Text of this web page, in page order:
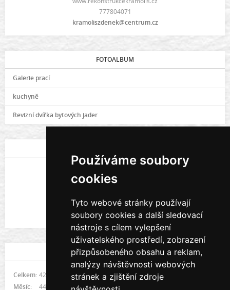
Používáme soubory
cookies
Tyto webové stránky používají
soubory cookies a další sledovací
nástroje s cílem vylepšení
uživatelského prostředí, zobrazení
přizpůsobeného obsahu a reklam,
analýzy návštěvnosti webových
stránek a zjištění zdroje
777804071
kramoliszdenek@centrum.cz
FOTOALBUM
Galerie prací
kuchyně
Revizní dvířka bytových jader
Galerie prací
STATISTIKY
Celkem: 422057
Měsíc:
4482